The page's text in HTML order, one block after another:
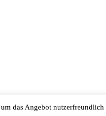
das Angebot nutzerfreundlich